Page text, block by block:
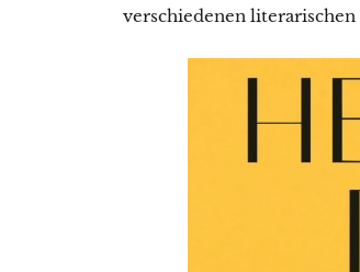
verschiedenen